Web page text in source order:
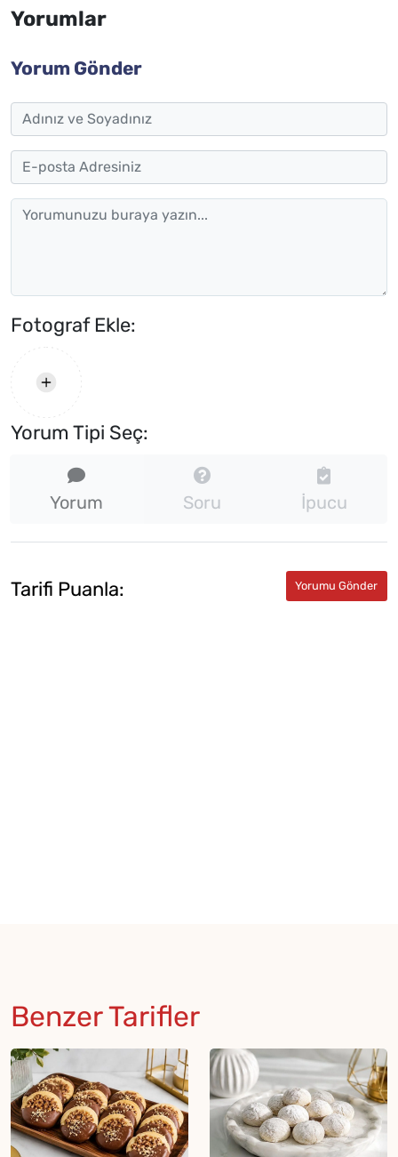
Yorumlar
Yorum Gönder
Fotograf Ekle:
Yorum Tipi Seç:
Yorum Soru İpucu
Tarifi Puanla:
Benzer Tarifler